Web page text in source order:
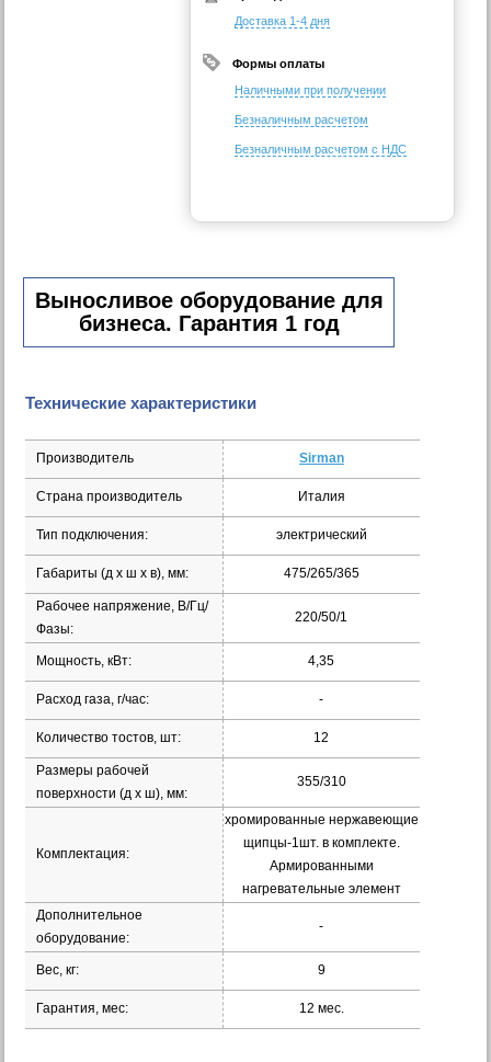
Доставка 1-4 дня
Формы оплаты
Наличными при получении
Безналичным расчетом
Безналичным расчетом с НДС
Выносливое оборудование для
бизнеса. Гарантия 1 год
Технические характеристики
Производитель Sirman
Страна производитель Италия
Тип подключения: электрический
Габариты (д х ш x в), мм: 475/265/365
Рабочее напряжение, В/Гц/
Фазы:
220/50/1
Мощность, кВт: 4,35
Расход газа, г/час: -
Количество тостов, шт: 12
Размеры рабочей
поверхности (д х ш), мм:
355/310
Комплектация:
хромированные нержавеющие
щипцы-1шт. в комплекте.
Армированными
нагревательные элемент
Дополнительное
оборудование:
-
Вес, кг: 9
Гарантия, мес: 12 мес.